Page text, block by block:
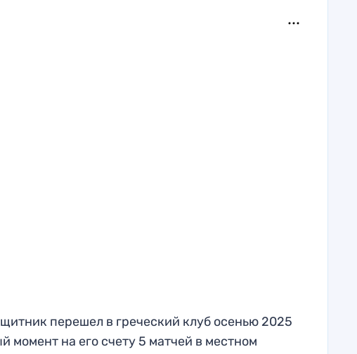
перешел в греческий клуб осенью 2025
момент на его счету 5 матчей в местном